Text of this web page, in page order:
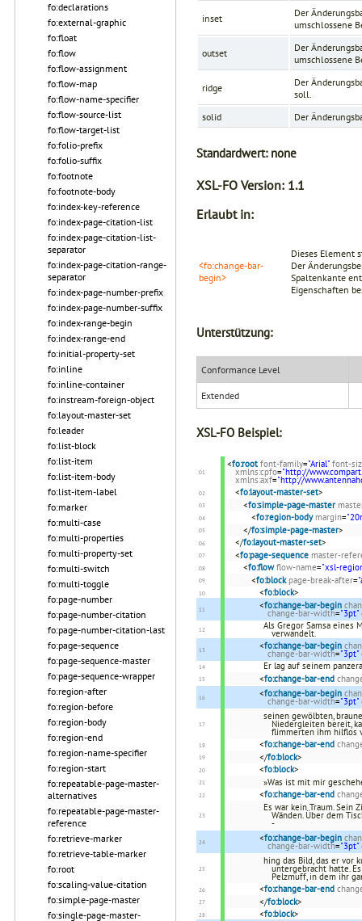
fo:declarations
fo:external-graphic
fo:float
fo:flow
fo:flow-assignment
fo:flow-map
fo:flow-name-specifier
fo:flow-source-list
fo:flow-target-list
fo:folio-prefix
fo:folio-suffix
fo:footnote
fo:footnote-body
fo:index-key-reference
fo:index-page-citation-list
fo:index-page-citation-list-
separator
fo:index-page-citation-range-
separator
fo:index-page-number-prefix
fo:index-page-number-suffix
fo:index-range-begin
fo:index-range-end
fo:initial-property-set
fo:inline
fo:inline-container
fo:instream-foreign-object
fo:layout-master-set
fo:leader
fo:list-block
fo:list-item
fo:list-item-body
fo:list-item-label
fo:marker
fo:multi-case
fo:multi-properties
fo:multi-property-set
fo:multi-switch
fo:multi-toggle
fo:page-number
fo:page-number-citation
fo:page-number-citation-last
fo:page-sequence
fo:page-sequence-master
fo:page-sequence-wrapper
fo:region-after
fo:region-before
fo:region-body
fo:region-end
fo:region-name-specifier
fo:region-start
fo:repeatable-page-master-
alternatives
fo:repeatable-page-master-
reference
fo:retrieve-marker
fo:retrieve-table-marker
fo:root
fo:scaling-value-citation
fo:simple-page-master
fo:single-page-master-
inset
Der
umschlossene
outset
Der
umschlossene
ridge
Der
soll.
solid
Der
Standardwert: none
XSL-FO Version: 1.1
Erlaubt in:
<fo:change-bar-
begin>
Dieses Element
Der
Spaltenkante
Eigenschaften
Unterstützung:
Conformance Level
Extended
XSL-FO Beispiel:
<fo:root font-family="Arial" font-
xmlns:cpfo="http://
xmlns:axf="http://
<fo:layout-master-set>
<fo:simple-page-master
<fo:region-body margin=
</fo:simple-page-master>
</fo:layout-master-set>
<fo:page-sequence master-
<fo:flow flow-name="xsl-
<fo:block page-break-after=
<fo:block>
<fo:change-bar-begin
change-bar-width="3pt"
Als Gregor Samsa eines
verwandelt.
<fo:change-bar-begin
change-bar-width="3pt"
Er lag auf seinem
<fo:change-bar-end
<fo:change-bar-begin
change-bar-width="3pt"
seinen gewölbten,
Niedergleiten bereit,
flimmerten ihm hilflos
<fo:change-bar-end
</fo:block>
<fo:block>
»Was ist mit mir
<fo:change-bar-end
Es war kein Traum. Sein
Wänden. Über dem
-
<fo:change-bar-begin
change-bar-width="3pt"
hing das Bild, das er vor
untergebracht hatte.
Pelzmuff, in dem ihr
<fo:change-bar-end
</fo:block>
<fo:block>